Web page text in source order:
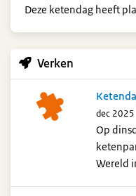
Deze ketendag heeft
Verken
dec 2025
Op
Wereld